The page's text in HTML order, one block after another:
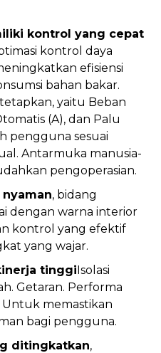
kontrol yang cepat
kontrol daya
efisiensi
bahan bakar.
yaitu Beban
(A), dan Palu
pengguna sesuai
Antarmuka manusia-
pengoperasian.
nyaman, bidang
dengan warna interior
kontrol yang efektif
yang wajar.
tinggiIsolasi
Getaran. Performa
memastikan
bagi pengguna.
ditingkatkan,